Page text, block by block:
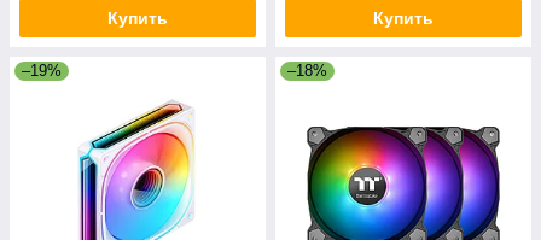
Купить Купить
–19% –18%